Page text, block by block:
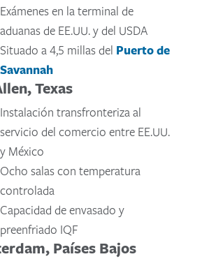
Exámenes en la terminal de
aduanas de EE.UU. y del USDA
Situado a 4,5 millas del Puerto de
Savannah
Texas
Instalación transfronteriza al
servicio del comercio entre EE.UU.
y México
Ocho salas con temperatura
controlada
Capacidad de envasado y
preenfriado IQF
Países Bajos